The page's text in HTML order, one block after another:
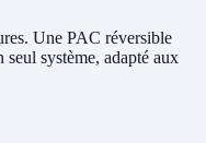
Une PAC réversible
système, adapté aux